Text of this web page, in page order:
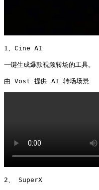
1、Cine AI
一键生成爆款视频转场的工具。
2、 SuperX